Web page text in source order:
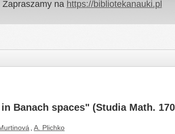
Zapraszamy na https://bibliotekanauki.pl
Banach spaces" (Studia Math.
A. Plichko